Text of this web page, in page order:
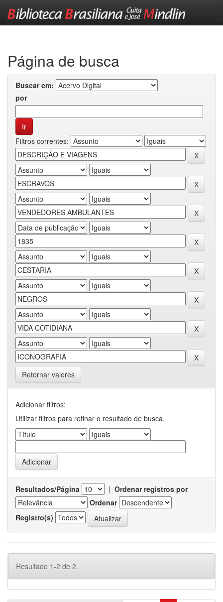
Página de busca
Buscar em:
por
Filtros correntes:
Retornar valores
Adicionar filtros:
Utilizar filtros para refinar o resultado de busca.
Resultados/Página | Ordenar registros por
Ordenar
Registro(s)
Resultado 1-2 de 2.